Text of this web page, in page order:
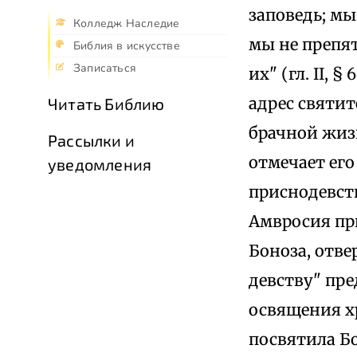
Колледж Наследие
Библия в искусстве
Записаться
Читать Библию
Рассылки и
уведомления
заповедь;
мы не
их" (гл. II, §
адрес
брачной
отмечает
Амвросия
Боноза,
девству"
освящения
посвятила